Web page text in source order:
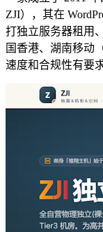
ZJI），其在
打独立服务器租用
国香港、湖南移动
速度和合规性有要